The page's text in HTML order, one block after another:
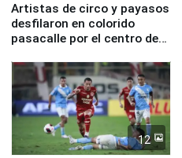
Artistas de circo y payasos
desfilaron en colorido
pasacalle por el centro de
12